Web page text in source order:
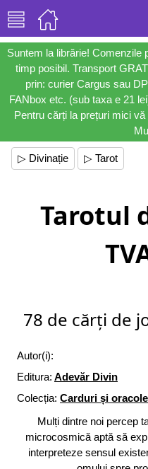
Suntem la librărie! Comenzile
timp posibil. Transport
prin: curier Cargus sau
FANbox etc. (sub taxa e 21
Pentru cărți la prețuri mici
▷ Divinație ▷ Tarot
Tarotul
78 de cărți de
Autor(i):
Editura: Adevăr Divin
Colecția: Carduri și oracole
Mulți dintre noi percep
microcosmică aptă să
interpreteze sensul